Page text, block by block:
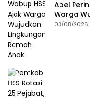
Apel
Warga
03/08/2026